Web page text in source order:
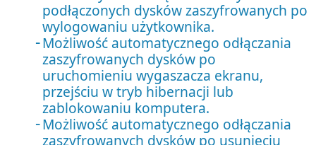
podłączonych dysków zaszyfrowanych po
wylogowaniu użytkownika.
Możliwość automatycznego odłączania
zaszyfrowanych dysków po
uruchomieniu wygaszacza ekranu,
przejściu w tryb hibernacji lub
zablokowaniu komputera.
Możliwość automatycznego odłączania
zaszyfrowanych dysków po usunięciu